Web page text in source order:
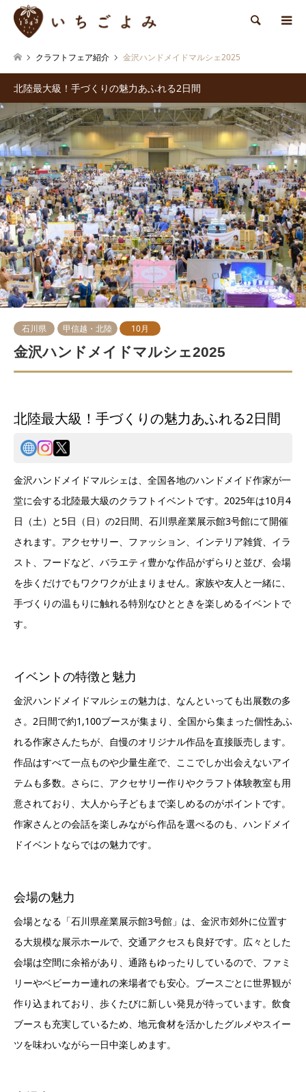
検索
クラフトフェア紹介 金沢ハンドメイドマルシェ2025
北陸最大級！手づくりの魅力あふれる2日間
2 3 4 5
石川県 甲信越・北陸 10月
金沢ハンドメイドマルシェ2025
北陸最大級！手づくりの魅力あふれる2日間
金沢ハンドメイドマルシェは、全国各地のハンドメイド作家が一
堂に会する北陸最大級のクラフトイベントです。2025年は10月4
日（土）と5日（日）の2日間、石川県産業展示館3号館にて開催
されます。アクセサリー、ファッション、インテリア雑貨、イラ
スト、フードなど、バラエティ豊かな作品がずらりと並び、会場
を歩くだけでもワクワクが止まりません。家族や友人と一緒に、
手づくりの温もりに触れる特別なひとときを楽しめるイベントで
す。
イベントの特徴と魅力
金沢ハンドメイドマルシェの魅力は、なんといっても出展数の多
さ。2日間で約1,100ブースが集まり、全国から集まった個性あふ
れる作家さんたちが、自慢のオリジナル作品を直接販売します。
作品はすべて一点ものや少量生産で、ここでしか出会えないアイ
テムも多数。さらに、アクセサリー作りやクラフト体験教室も用
意されており、大人から子どもまで楽しめるのがポイントです。
作家さんとの会話を楽しみながら作品を選べるのも、ハンドメイ
ドイベントならではの魅力です。
会場の魅力
会場となる「石川県産業展示館3号館」は、金沢市郊外に位置す
る大規模な展示ホールで、交通アクセスも良好です。広々とした
会場は空間に余裕があり、通路もゆったりしているので、ファミ
リーやベビーカー連れの来場者でも安心。ブースごとに世界観が
作り込まれており、歩くたびに新しい発見が待っています。飲食
ブースも充実しているため、地元食材を活かしたグルメやスイー
ツを味わいながら一日中楽しめます。